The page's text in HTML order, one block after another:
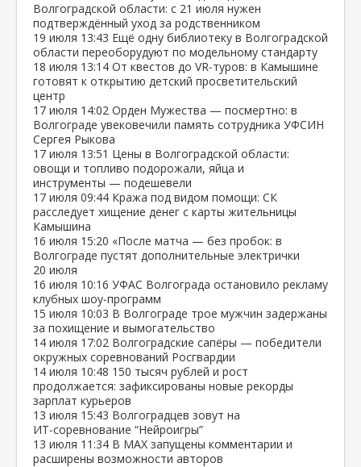
Волгоградской области: с 21 июля нужен
подтверждённый уход за родственником
19 июля 13:43 Ещё одну библиотеку в Волгоградской
области переоборудуют по модельному стандарту
18 июля 13:14 От квестов до VR‑туров: в Камышине
готовят к открытию детский просветительский
центр
17 июля 14:02 Орден Мужества — посмертно: в
Волгограде увековечили память сотрудника УФСИН
Сергея Рыкова
17 июля 13:51 Цены в Волгоградской области:
овощи и топливо подорожали, яйца и
инструменты — подешевели
17 июля 09:44 Кража под видом помощи: СК
расследует хищение денег с карты жительницы
Камышина
16 июля 15:20 «После матча — без пробок: в
Волгограде пустят дополнительные электрички
20 июля
16 июля 10:16 УФАС Волгограда остановило рекламу
клубных шоу‑программ
15 июля 10:03 В Волгограде трое мужчин задержаны
за похищение и вымогательство
14 июля 17:02 Волгоградские сапёры — победители
окружных соревнований Росгвардии
14 июля 10:48 150 тысяч рублей и рост
продолжается: зафиксированы новые рекорды
зарплат курьеров
13 июля 15:43 Волгоградцев зовут на
ИТ‑соревнование “Нейроигры”
13 июля 11:34 В МАХ запущены комментарии и
расширены возможности авторов